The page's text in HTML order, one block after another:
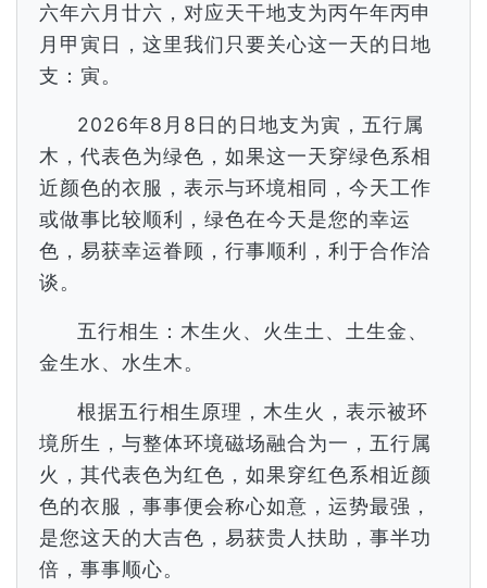
六年六月廿六，对应天干地支为丙午年丙申
月甲寅日，这里我们只要关心这一天的日地
支：寅。
2026年8月8日的日地支为寅，五行属
木，代表色为绿色，如果这一天穿绿色系相
近颜色的衣服，表示与环境相同，今天工作
或做事比较顺利，绿色在今天是您的幸运
色，易获幸运眷顾，行事顺利，利于合作洽
谈。
五行相生：木生火、火生土、土生金、
金生水、水生木。
根据五行相生原理，木生火，表示被环
境所生，与整体环境磁场融合为一，五行属
火，其代表色为红色，如果穿红色系相近颜
色的衣服，事事便会称心如意，运势最强，
是您这天的大吉色，易获贵人扶助，事半功
倍，事事顺心。